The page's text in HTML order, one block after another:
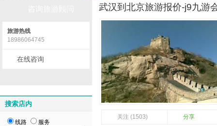
武汉到北京旅游报价-j9九游
关注 (1503) 分享
旅游热线
18986064745
在线咨询
搜索店内
线路 服务